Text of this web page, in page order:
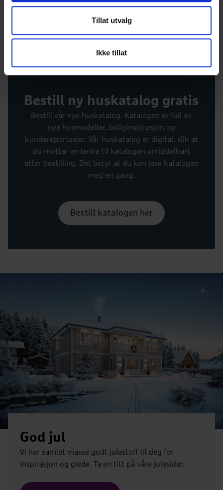
Tillat utvalg
Ikke tillat
Bestill ny huskatalog gratis
Bestill vår nye huskatalog. Katalogen er full av
nye husmodeller, boliginspirasjon og
kundereportasjer. Vår huskatalog er digital, slik at
du mottar en lenke til katalogen umiddelbart
etter bestilling. Det betyr at du kan lese katalogen
med en gang.
Bestill katalogen her
God jul
Vi har samlet masse godt julestoff til deg for
inspirasjon og glede. Ta en titt på våre julesider.